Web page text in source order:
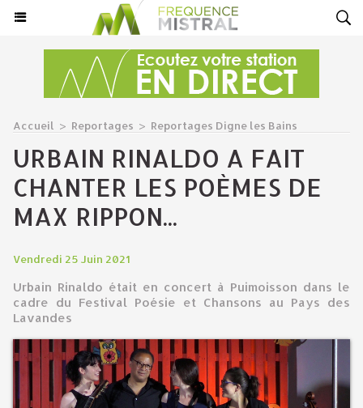
Accueil > Reportages > Reportages Digne les Bains
URBAIN RINALDO A FAIT
CHANTER LES POÈMES DE
MAX RIPPON...
Vendredi 25 Juin 2021
Urbain Rinaldo était en concert à Puimoisson dans le
cadre du Festival Poésie et Chansons au Pays des
Lavandes